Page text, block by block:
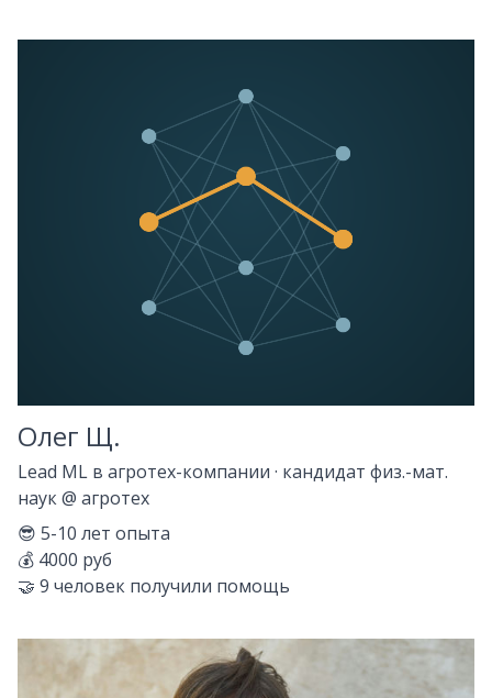
Олег Щ.
Lead ML в агротех-компании · кандидат физ.-мат.
наук@ агротех
😎 5-10 лет опыта
💰 4000 руб
🤝 9 человек получили помощь